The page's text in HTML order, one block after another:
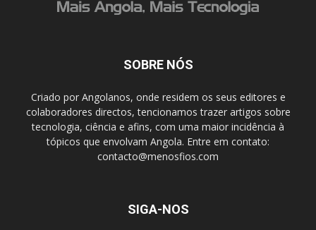
SOBRE NÓS
Criado por Angolanos, onde residem os seus editores e
colaboradores directos, tencionamos trazer artigos sobre
tecnologia, ciência e afins, com uma maior incidência à
tópicos que envolvam Angola. Entre em contato:
contacto@menosfios.com
SIGA-NOS